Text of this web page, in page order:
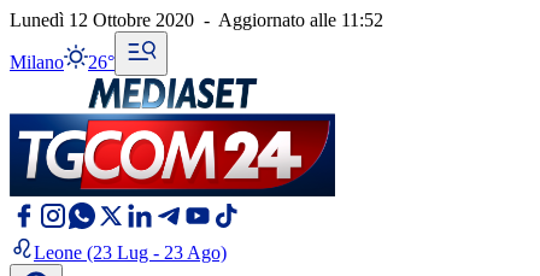
Lunedì 12 Ottobre 2020 - Aggiornato alle 11:52
Milano 26°
Leone (23 Lug - 23 Ago)